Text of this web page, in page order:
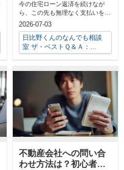
を解説
今の住宅ローン返済を続けなが
ら、この先も無理なく支払いを続
けられるか不安に感じていません
か。繰り上げ...
2026-07-03
日比野くんのなんでも相談
室 ザ・ベストＱ＆Ａ：...
不動産会社への問い合
わせ方法は？初心者が